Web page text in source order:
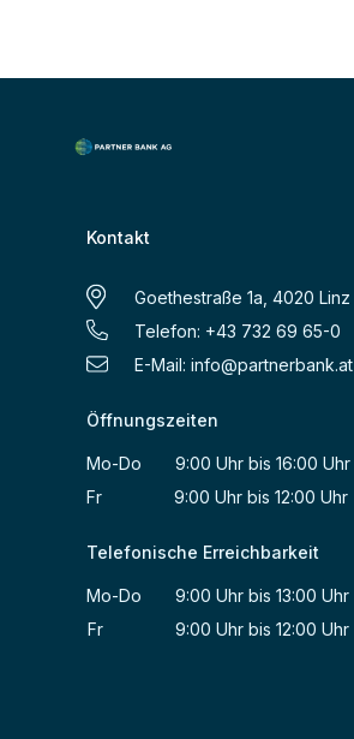
Kontakt
Goethestraße 1a, 4020 Linz
Telefon: +43 732 69 65-0
E-Mail: info@partnerbank.at
Öffnungszeiten
Mo-Do 9:00 Uhr bis 16:00 Uhr
Fr 9:00 Uhr bis 12:00 Uhr
Telefonische Erreichbarkeit
Mo-Do 9:00 Uhr bis 13:00 Uhr
Fr 9:00 Uhr bis 12:00 Uhr